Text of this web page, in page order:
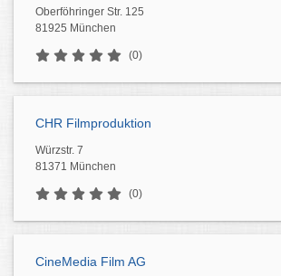
Oberföhringer Str. 125
81925 München
(0)
CHR Filmproduktion
Würzstr. 7
81371 München
(0)
CineMedia Film AG